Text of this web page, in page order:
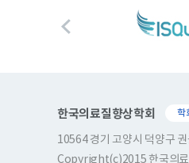
한국의료질향상학회 학
10564 경기 고양시 덕양구
Copyright(c)2015 한국의